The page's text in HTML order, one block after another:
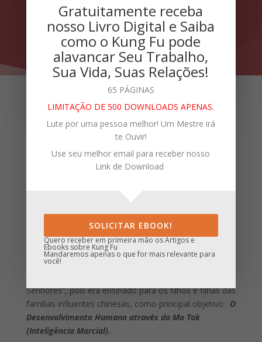
O que éVing Tsun
Fundada na China por mulheres, preserva-se uma
longa tradição de mais de 4.500 anos. Consagra-se
como a “Feminização da Guerra” .
Senhores”, pois era ensinado para os filhos e filhas das
famílias influentes chinesas, como principal objetivo: O
Desenvolvimento Humano através do Mo Tak
(Inteligência Marcial).
Gratuitamente receba
nosso Livro Digital e Saiba
como o Kung Fu pode
alavancar Seu Trabalho,
Sua Vida, Suas Relações!
65 PÁGINAS
LIMITAÇÃO DE 500 DOWNLOADS APENAS.
Lute por uma pessoa melhor! Um Mestre irá
te Ouvir!
Use seu melhor email para receber nosso
Link de Download
SOLICITAR EBOOK!
Quero receber em primeira mão os Artigos e
Ebooks sobre Kung Fu
Mandaremos apenas o que for mais relevante para
você!